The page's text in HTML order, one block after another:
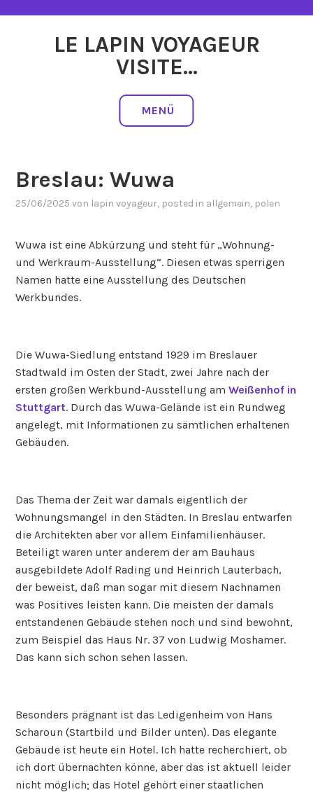
LE LAPIN VOYAGEUR
VISITE…
MENÜ
Breslau: Wuwa
25/06/2025 von lapin voyageur, posted in allgemein, polen
Wuwa ist eine Abkürzung und steht für „Wohnung-
und Werkraum-Ausstellung“. Diesen etwas sperrigen
Namen hatte eine Ausstellung des Deutschen
Werkbundes.
Die Wuwa-Siedlung entstand 1929 im Breslauer
Stadtwald im Osten der Stadt, zwei Jahre nach der
ersten großen Werkbund-Ausstellung amWeißenhof in
Stuttgart. Durch das Wuwa-Gelände ist ein Rundweg
angelegt, mit Informationen zu sämtlichen erhaltenen
Gebäuden.
Das Thema der Zeit war damals eigentlich der
Wohnungsmangel in den Städten. In Breslau entwarfen
die Architekten aber vor allem Einfamilienhäuser.
Beteiligt waren unter anderem der am Bauhaus
ausgebildete Adolf Rading und Heinrich Lauterbach,
der beweist, daß man sogar mit diesem Nachnamen
was Positives leisten kann. Die meisten der damals
entstandenen Gebäude stehen noch und sind bewohnt,
zum Beispiel das Haus Nr. 37 von Ludwig Moshamer.
Das kann sich schon sehen lassen.
Besonders prägnant ist das Ledigenheim von Hans
Scharoun (Startbild und Bilder unten). Das elegante
Gebäude ist heute ein Hotel. Ich hatte recherchiert, ob
ich dort übernachten könne, aber das ist aktuell leider
nicht möglich; das Hotel gehört einer staatlichen